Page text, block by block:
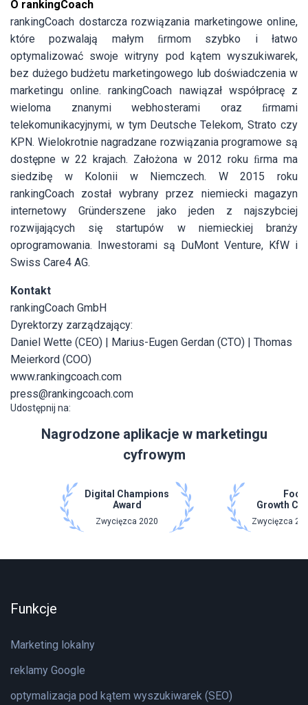
O rankingCoach
rankingCoach dostarcza rozwiązania marketingowe online,
które pozwalają małym ﬁrmom szybko i łatwo
optymalizować swoje witryny pod kątem wyszukiwarek,
bez dużego budżetu marketingowego lub doświadczenia w
marketingu online. rankingCoach nawiązał współpracę z
wieloma znanymi webhosterami oraz ﬁrmami
telekomunikacyjnymi, w tym Deutsche Telekom, Strato czy
KPN. Wielokrotnie nagradzane rozwiązania programowe są
dostępne w 22 krajach. Założona w 2012 roku ﬁrma ma
siedzibę w Kolonii w Niemczech. W 2015 roku
rankingCoach został wybrany przez niemiecki magazyn
internetowy Gründerszene jako jeden z najszybciej
rozwijających się startupów w niemieckiej branży
oprogramowania. Inwestorami są DuMont Venture, KfW i
Swiss Care4 AG.
Kontakt
rankingCoach GmbH
Dyrektorzy zarządzający:
Daniel Wette (CEO) | Marius-Eugen Gerdan (CTO) | Thomas
Meierkord (COO)
www.rankingcoach.com
press@rankingcoach.com
Udostępnij na:
Nagrodzone aplikacje w marketingu
cyfrowym
Digital Champions
Award
Zwycięzca 2020
Growth
Zwycięzca
Funkcje
Marketing lokalny
reklamy Google
optymalizacja pod kątem wyszukiwarek (SEO)